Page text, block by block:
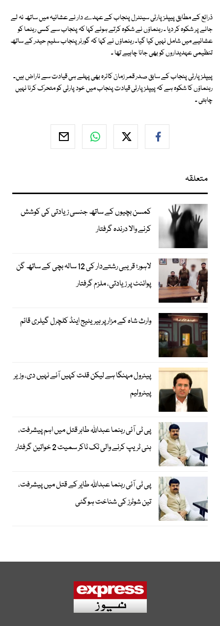
ذرائع کے مطابق پیپلز پارٹی سینٹرل پنجاب کے عہدے دار نے عشائیہ میں ساتھ نہ لے
جانے پر شکوہ کر دیا ۔ رہنماؤں نے شکوہ کرتے ہوئے کہا کہ پنجاب سے کسی رہنما کو
عشائیے میں شامل نہیں کیا گیا۔ رہنماؤں نے کہا کہ گورنر پنجاب سلیم حیدر کے ساتھ
تنظیمی عہدیداروں کو بھی جانا چاہیے تھا ۔
پیپلز پارٹی پنجاب کے سابق صدر قمر زمان کائرہ بھی پہلے ہی قیادت سے ناراض ہیں۔
رہنماؤں کا شکوہ ہے کہ پیپلز پارٹی قیادت پنجاب میں خود پارٹی کو متحرک کرنا نہیں
چاہتی ۔
متعلقہ
کمسن بچیوں کے ساتھ جنسی زیادتی کی کوشش
کرنے والا درندہ گرفتار
لاہور؛ قریبی رشتےدار کی 12 سالہ بچی کے ساتھ گن
پوائنٹ پر زیادتی، ملزم گرفتار
وارث شاہ کے مزار پر ہیریٹیج اینڈ کلچرل گیلری قائم
پیٹرول مہنگا ہے لیکن قلت کہیں آنے نہیں دی، وزیر
پیٹرولیم
پی ٹی آئی رہنما عبداللہ طاہر قتل میں اہم پیشرفت،
ہنی ٹریپ کرنے والی ٹک ٹاکر سمیت 2 خواتین گرفتار
پی ٹی آئی رہنما عبداللہ طایر کے قتل میں پیشرفت،
تین شوٹرز کی شناخت ہوگئی